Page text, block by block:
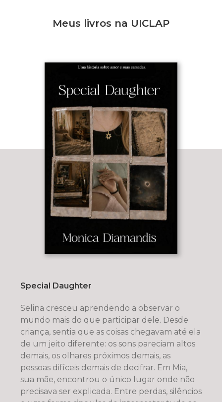
Meus livros na UICLAP
Special Daughter
Selina cresceu aprendendo a observar o
mundo mais do que participar dele. Desde
criança, sentia que as coisas chegavam até ela
de um jeito diferente: os sons pareciam altos
demais, os olhares próximos demais, as
pessoas difíceis demais de decifrar. Em Mia,
sua mãe, encontrou o único lugar onde não
precisava ser explicada. Entre perdas, silêncios